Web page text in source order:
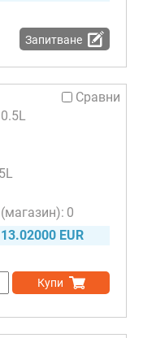
Запитване
Сравни
0
13.02000 EUR
Купи